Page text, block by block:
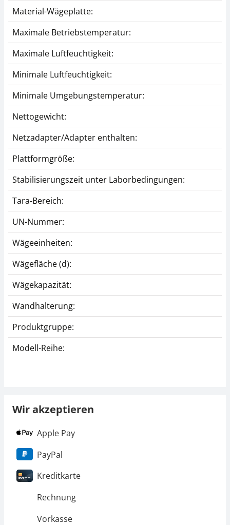
Material-Wägeplatte:
Maximale Betriebstemperatur:
Maximale Luftfeuchtigkeit:
Minimale Luftfeuchtigkeit:
Minimale Umgebungstemperatur:
Nettogewicht:
Netzadapter/Adapter enthalten:
Plattformgröße:
Stabilisierungszeit unter Laborbedingungen:
Tara-Bereich:
UN-Nummer:
Wägeeinheiten:
Wägefläche (d):
Wägekapazität:
Wandhalterung:
Produktgruppe:
Modell-Reihe:
Wir akzeptieren
Apple Pay
PayPal
Kreditkarte
Rechnung
Vorkasse